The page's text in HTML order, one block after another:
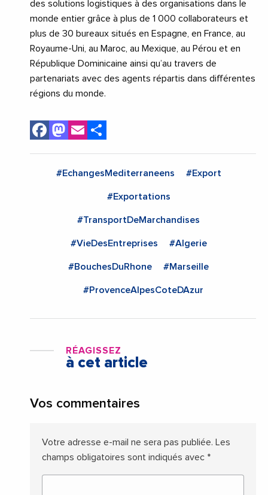
des solutions logistiques à des organisations dans le
monde entier grâce à plus de 1 000 collaborateurs et
plus de 30 bureaux situés en Espagne, en France, au
Royaume-Uni, au Maroc, au Mexique, au Pérou et en
République Dominicaine ainsi qu’au travers de
partenariats avec des agents répartis dans différentes
régions du monde.
Facebook
Mastodon
Email
#EchangesMediterraneens #Export
#Exportations
#TransportDeMarchandises
#VieDesEntreprises #Algerie
#BouchesDuRhone #Marseille
#ProvenceAlpesCoteDAzur
RÉAGISSEZ
à cet article
Vos commentaires
Votre adresse e-mail ne sera pas publiée. Les
champs obligatoires sont indiqués avec *